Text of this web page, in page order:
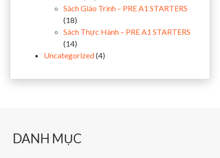
Sách Giáo Trình – PRE A1 STARTERS
(18)
Sách Thực Hành – PRE A1 STARTERS
(14)
Uncategorized(4)
DANH MỤC